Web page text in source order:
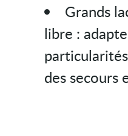
Grands
libre :
des secours